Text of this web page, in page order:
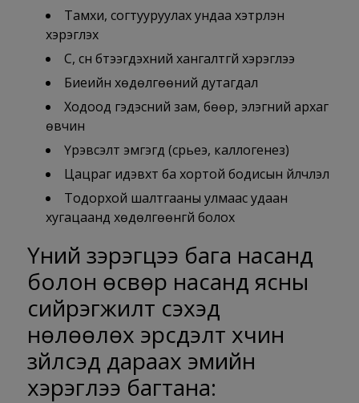
Тамхи, согтууруулах ундаа хэтрүүлэн
хэрэглэх
Сүү, сүүн бүтээгдэхүүний хангалтгүй хэрэглээ
Биеийн хөдөлгөөний дутагдал
Ходоод гэдэсний зам, бөөр, элэгний архаг
өвчин
Үрэвсэлт эмгэгүүд (сүрьеэ, каллогенез)
Цацраг идэвхт ба хортой бодисын үйлчлэл
Тодорхой шалтгааны улмаас удаан
хугацаанд хөдөлгөөнгүй болох
Үүний зэрэгцээ бага насанд
болон өсвөр насанд ясны
сийрэгжилт үүсэхэд
нөлөөлөх эрсдэлт хүчин
зүйлсэд дараах эмийн
хэрэглээ багтана: